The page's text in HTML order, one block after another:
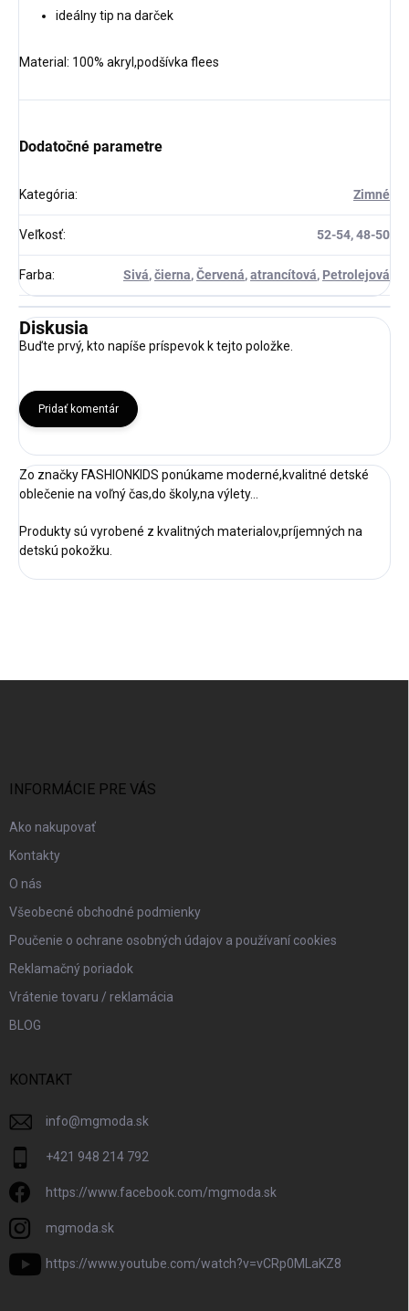
ideálny tip na darček
Material: 100% akryl,podšívka flees
Dodatočné parametre
Kategória: Zimné
Veľkosť: 52-54, 48-50
Farba: Sivá,čierna,Červená,atrancítová, Petrolejová
Diskusia
Buďte prvý, kto napíše príspevok k tejto položke.
Pridať komentár
Zo značky FASHIONKIDS ponúkame moderné,kvalitné detské
oblečenie na voľný čas,do školy,na výlety...
Produkty sú vyrobené z kvalitných materialov,príjemných na
detskú pokožku.
INFORMÁCIE PRE VÁS
Ako nakupovať
Kontakty
O nás
Všeobecné obchodné podmienky
Poučenie o ochrane osobných údajov a používaní cookies
Reklamačný poriadok
Vrátenie tovaru / reklamácia
BLOG
KONTAKT
info@mgmoda.sk
+421 948 214 792
https://www.facebook.com/mgmoda.sk
mgmoda.sk
https://www.youtube.com/watch?v=vCRp0MLaKZ8